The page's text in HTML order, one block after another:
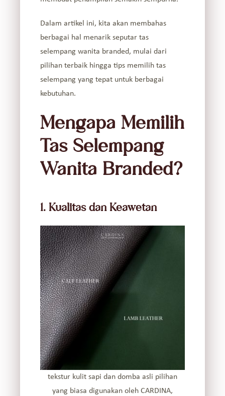
Dalam artikel ini, kita akan membahas
berbagai hal menarik seputar tas
selempang wanita branded, mulai dari
pilihan terbaik hingga tips memilih tas
selempang yang tepat untuk berbagai
kebutuhan.
Mengapa Memilih
Tas Selempang
Wanita Branded?
1. Kualitas dan Keawetan
tekstur kulit sapi dan domba asli pilihan
yang biasa digunakan oleh CARDINA,